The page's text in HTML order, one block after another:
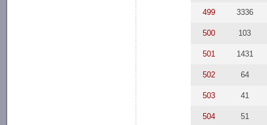
499 3336
500 103
501 1431
502 64
503 41
504 51